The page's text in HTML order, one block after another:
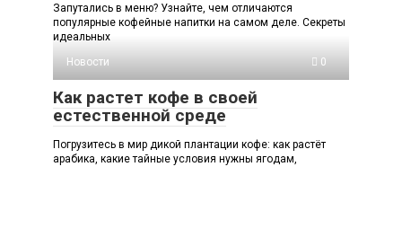
Запутались в меню? Узнайте, чем отличаются
популярные кофейные напитки на самом деле. Секреты
идеальных
Новости
0
Как растет кофе в своей
естественной среде
Погрузитесь в мир дикой плантации кофе: как растёт
арабика, какие тайные условия нужны ягодам,